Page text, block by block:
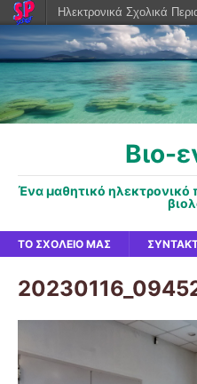
Βιο-
Ένα μαθητικό ηλεκτρονικό
ΤΟ ΣΧΟΛΕΊΟ ΜΑΣ
Ηλεκτρονικά Σχολικά